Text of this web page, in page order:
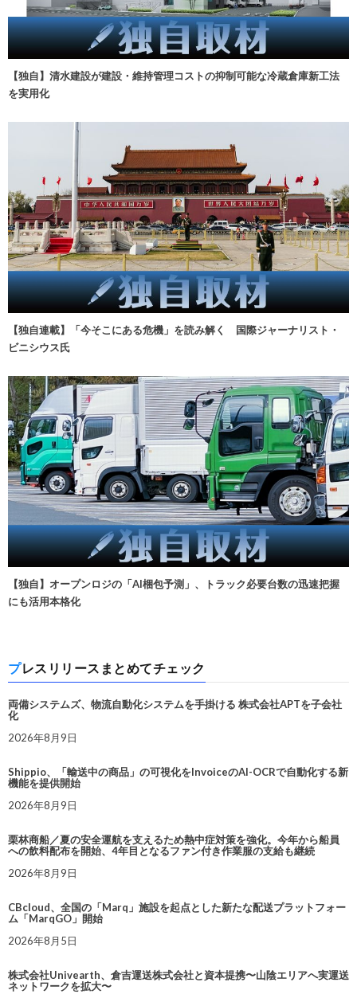
【独自】清水建設が建設・維持管理コストの抑制可能な冷蔵倉庫新工法
を実用化
【独自連載】「今そこにある危機」を読み解く 国際ジャーナリスト・
ビニシウス氏
【独自】オープンロジの「AI梱包予測」、トラック必要台数の迅速把握
にも活用本格化
プレスリリースまとめてチェック
両備システムズ、物流自動化システムを手掛ける 株式会社APTを子会社
化
2026年8月9日
Shippio、「輸送中の商品」の可視化をInvoiceのAI-OCRで自動化する新
機能を提供開始
2026年8月9日
栗林商船／夏の安全運航を支えるため熱中症対策を強化。今年から船員
への飲料配布を開始、4年目となるファン付き作業服の支給も継続
2026年8月9日
CBcloud、全国の「Marq」施設を起点とした新たな配送プラットフォー
ム「MarqGO」開始
2026年8月5日
株式会社Univearth、倉吉運送株式会社と資本提携〜山陰エリアへ実運送
ネットワークを拡大〜